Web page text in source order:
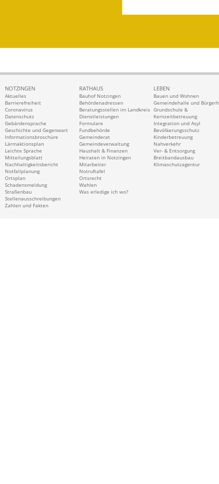
NOTZINGEN
Aktuelles
Barrierefreiheit
Coronavirus
Datenschutz
Gebärdensprache
Geschichte und Gegenwart
Informationsbroschüre
Lärmaktionsplan
Leichte Sprache
Mitteilungsblatt
Nachhaltigkeitsbericht
Notfallplanung
Ortsplan
Schadensmeldung
Straßenbau
Stellenausschreibungen
Zahlen und Fakten
RATHAUS
Bauhof Notzingen
Behördenadressen
Beratungsstellen im Landkreis
Dienstleistungen
Formulare
Fundbehörde
Gemeinderat
Gemeindeverwaltung
Haushalt & Finanzen
Heiraten in Notzingen
Mitarbeiter
Notruftafel
Ortsrecht
Wahlen
Was erledige ich wo?
LEBEN
Bauen und Wohnen
Gemeindehalle und
Grundschule &
Kernzeitbetreuung
Integration und Asyl
Bevölkerungsschutz
Kinderbetreuung
Nahverkehr
Ver- & Entsorgung
Breitbandausbau
Klimaschutzagentur